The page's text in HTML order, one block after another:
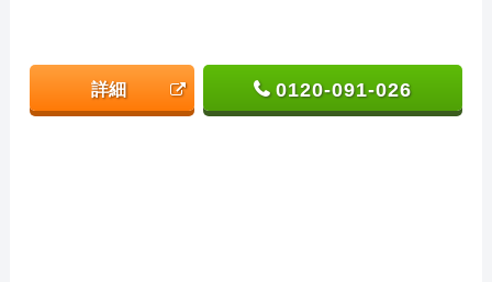
詳細 0120-091-026